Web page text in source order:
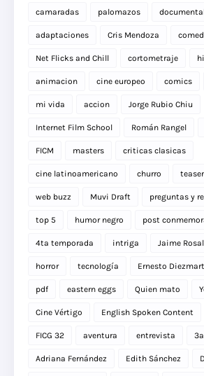
camaradas palomazos
adaptaciones Cris Mendoza
Net Flicks and Chill cortometraje
animacion cine europeo comics
mi vida accion Jorge Rubio Chiu
Internet Film School Román Rangel
FICM masters criticas clasicas
cine latinoamericano churro
web buzz Muvi Draft preguntas y
top 5 humor negro post
4ta temporada intriga Jaime
horror tecnología Ernesto
pdf eastern eggs Quien mato
Cine Vértigo English Spoken Content
FICG 32 aventura entrevista
Adriana Fernández Edith Sánchez